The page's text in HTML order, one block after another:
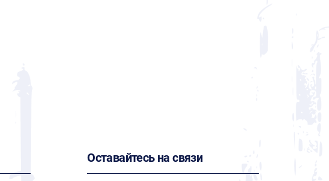
Оставайтесь на связи